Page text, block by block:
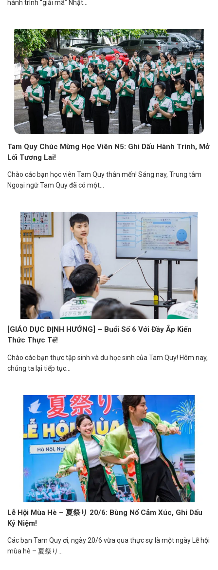
hành trình “giải mã” Nhật...
Tam Quy Chúc Mừng Học Viên N5: Ghi Dấu Hành Trình, Mở
Lối Tương Lai!
Chào các bạn học viên Tam Quy thân mến! Sáng nay, Trung tâm
Ngoại ngữ Tam Quy đã có một...
[GIÁO DỤC ĐỊNH HƯỚNG] – Buổi Số 6 Với Đầy Ắp Kiến
Thức Thực Tế!
Chào các bạn thực tập sinh và du học sinh của Tam Quy! Hôm nay,
chúng ta lại tiếp tục...
Lễ Hội Mùa Hè – 夏祭り 20/6: Bùng Nổ Cảm Xúc, Ghi Dấu
Kỷ Niệm!
Các bạn Tam Quy ơi, ngày 20/6 vừa qua thực sự là một ngày Lễ hội
mùa hè – 夏祭り...